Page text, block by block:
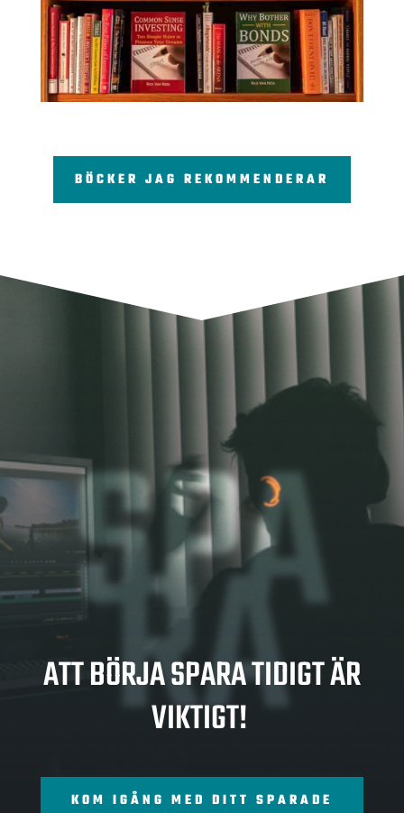
BÖCKER JAG REKOMMENDERAR
SPA
RA
ATT BÖRJA SPARA TIDIGT ÄR
VIKTIGT!
KOM IGÅNG MED DITT SPARADE